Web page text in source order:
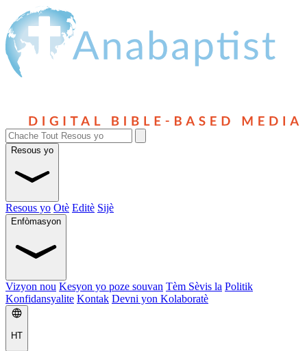
Resous yo
Resous yo Otè Editè Sijè
Enfòmasyon
Vizyon nou Kesyon yo poze souvan Tèm Sèvis la Politik
Konfidansyalite Kontak Devni yon Kolaboratè
HT